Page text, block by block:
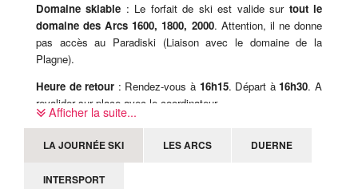
Domaine skiable : Le forfait de ski est valide sur tout le
domaine des Arcs 1600, 1800, 2000. Attention, il ne donne
pas accès au Paradiski (Liaison avec le domaine de la
Plagne).
Heure de retour : Rendez-vous à 16h15. Départ à16h30. A
revalider sur place avec le coordinateur.
Attention, le mauvais temps ou encore le manque de
neige ne sont pas des motifs d'annulation valables de la
part d'un participant.
Afficher la suite...
LA JOURNÉE SKI LES ARCS DUERNE
INTERSPORT